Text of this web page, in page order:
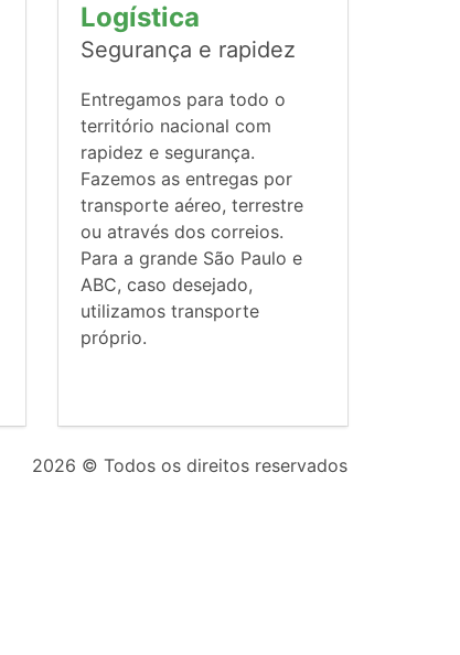
Logística
Segurança e rapidez
Entregamos para todo o
território nacional com
rapidez e segurança.
Fazemos as entregas por
transporte aéreo, terrestre
ou através dos correios.
Para a grande São Paulo e
ABC, caso desejado,
utilizamos transporte
próprio.
2026 © Todos os direitos reservados